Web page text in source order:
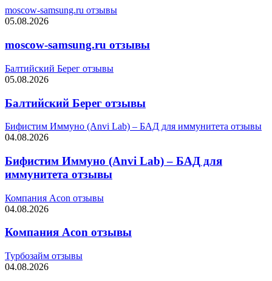
moscow-samsung.ru отзывы
05.08.2026
moscow-samsung.ru отзывы
Балтийский Берег отзывы
05.08.2026
Балтийский Берег отзывы
Бифистим Иммуно (Anvi Lab) – БАД для иммунитета отзывы
04.08.2026
Бифистим Иммуно (Anvi Lab) – БАД для
иммунитета отзывы
Компания Acon отзывы
04.08.2026
Компания Acon отзывы
Турбозайм отзывы
04.08.2026